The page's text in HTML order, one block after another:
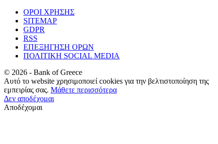
ΟΡΟΙ ΧΡΗΣΗΣ
SITEMAP
GDPR
RSS
ΕΠΕΞΗΓΗΣΗ ΟΡΩΝ
ΠΟΛΙΤΙΚΗ SOCIAL MEDIA
© 2026 - Bank of Greece
Αυτό το website χρησιμοποιεί cookies για την βελτιστοποίηση της
εμπειρίας σας. Μάθετε περισσότερα
Δεν αποδέχομαι
Αποδέχομαι